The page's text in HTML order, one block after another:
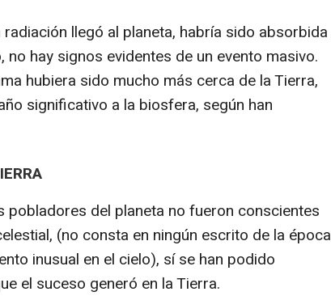
llegó al planeta, habría sido absorbida
hay signos evidentes de un evento masivo.
hubiera sido mucho más cerca de la Tierra,
significativo a la biosfera, según han
pobladores del planeta no fueron conscientes
(no consta en ningún escrito de la época
inusual en el cielo), sí se han podido
el suceso generó en la Tierra.